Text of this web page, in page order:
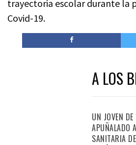
trayectoria escolar durante la
Covid-19.
A LOS
UN JOVEN
APUÑALADO
SANITARIA